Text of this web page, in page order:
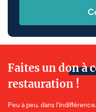
Faites un don à
restauration !
Peu à peu, dans